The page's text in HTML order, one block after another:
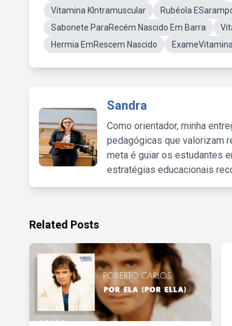
Vitamina KIntramuscular
Rubéola
Sabonete ParaRecém Nascido Em Barra
Hermia EmRescem Nascido
Sandra
Como orientador, minha
pedagógicas que valorizam
meta é guiar os estudantes
estratégias educacionais
Related Posts